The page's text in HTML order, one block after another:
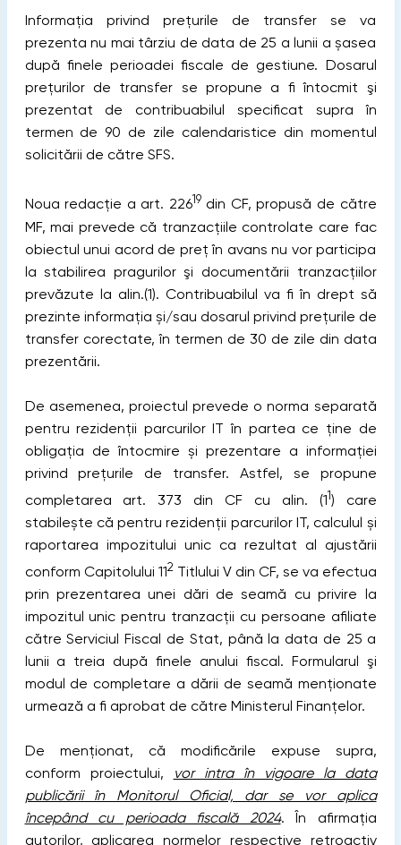
Informația privind prețurile de transfer se va
prezenta nu mai târziu de data de 25 a lunii a șasea
după finele perioadei fiscale de gestiune. Dosarul
prețurilor de transfer se propune a fi întocmit şi
prezentat de contribuabilul specificat supra în
termen de 90 de zile calendaristice din momentul
solicitării de către SFS.
Noua redacție a art. 22619din CF, propusă de către
MF, mai prevede că tranzacțiile controlate care fac
obiectul unui acord de preţ în avans nu vor participa
la stabilirea pragurilor şi documentării tranzacțiilor
prevăzute la alin.(1). Contribuabilul va fi în drept să
prezinte informația și/sau dosarul privind prețurile de
transfer corectate, în termen de 30 de zile din data
prezentării.
De asemenea, proiectul prevede o norma separată
pentru rezidenții parcurilor IT în partea ce ține de
obligația de întocmire și prezentare a informației
privind prețurile de transfer. Astfel, se propune
completarea art. 373 din CF cu alin. (11) care
stabilește că pentru rezidenții parcurilor IT, calculul și
raportarea impozitului unic ca rezultat al ajustării
conform Capitolului 112Titlului V din CF, se va efectua
prin prezentarea unei dări de seamă cu privire la
impozitul unic pentru tranzacții cu persoane afiliate
către Serviciul Fiscal de Stat, până la data de 25 a
lunii a treia după finele anului fiscal. Formularul şi
modul de completare a dării de seamă menționate
urmează a fi aprobat de către Ministerul Finanțelor.
De menționat, că modificările expuse supra,
conform proiectului,
vor intra în vigoare la data
publicării în Monitorul Oficial, dar se vor aplica
începând cu perioada fiscală 2024. În afirmația
autorilor, aplicarea normelor respective retroactiv